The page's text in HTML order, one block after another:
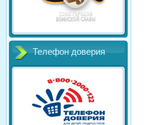
Телефон доверия